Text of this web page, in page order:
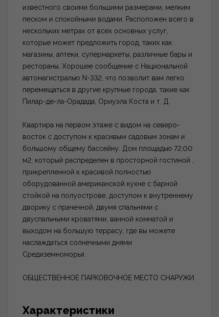
известного своими большими размерами, мелким
песком и спокойными водами. Расположен всего в
нескольких метрах от всех основных услуг,
которые может предложить город, таких как
магазины, аптеки, супермаркеты, различные бары и
рестораны. Хорошее сообщение с Национальной
автомагистралью N-332, что позволит вам легко
перемещаться в другие крупные города, такие как
Пилар-де-ла-Орадада, Ориуэла Коста и т. Д.
Квартира на первом этаже с видом на северо-
восток с доступом к красивым садовым зонам и
большому общему бассейну. Дом площадью 72,00
м2, который распределен в просторной гостиной ,
прикрепленной к красивой полностью
оборудованной американской кухне с барной
стойкой на полуострове, доступом к внутреннему
дворику с прачечной, двумя спальнями с
двуспальными кроватями, ванной комнатой и
выходом на большую террасу, где вы можете
наслаждаться солнечными днями
Средиземноморья.
ОБЩЕСТВЕННОЕ ПАРКОВОЧНОЕ МЕСТО СНАРУЖИ.
Характеристики